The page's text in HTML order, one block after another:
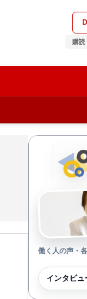
購読
働く人の声・
インタビュ